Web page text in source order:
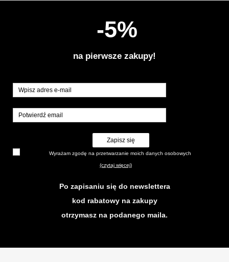
-5%
na pierwsze zakupy!
Zapisz się
Wyrażam zgodę na przetwarzanie moich danych osobowych
(czytaj więcej)
Po zapisaniu się do newslettera
kod rabatowy na zakupy
otrzymasz na podanego maila.